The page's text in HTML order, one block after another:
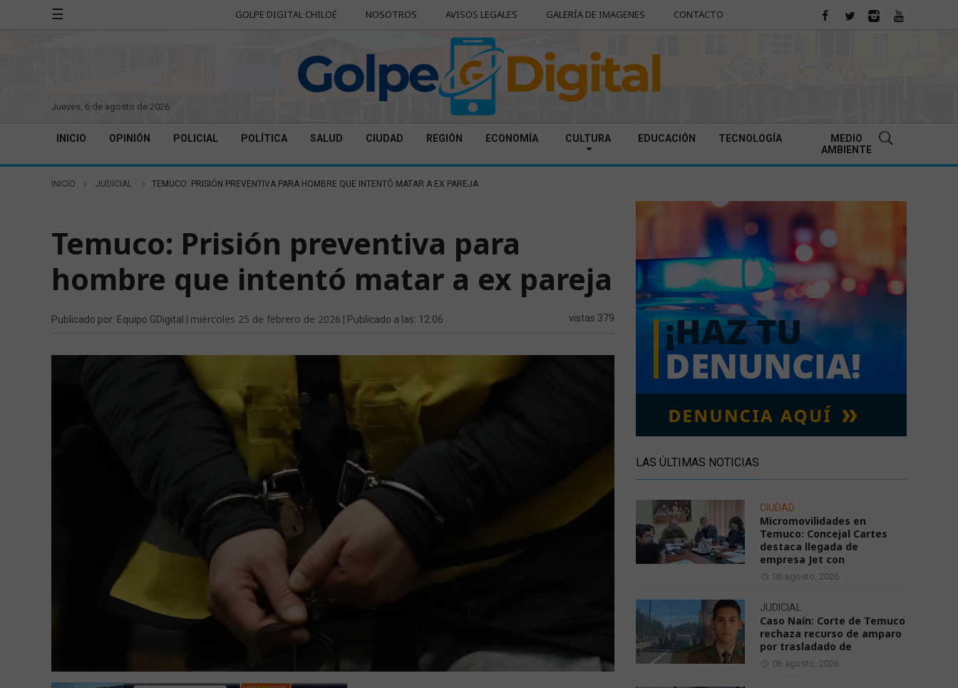
☰ GOLPE DIGITAL CHILOÉ NOSOTROS AVISOS LEGALES GALERÍA DE IMAGENES CONTACTO
jueves, 6 de agosto de 2026
INICIO OPINIÓN POLICIAL POLÍTICA SALUD CIUDAD REGIÓN ECONOMÍA CULTURA EDUCACIÓN TECNOLOGÍA
MEDIO
AMBIENTE
INICIO JUDICIAL TEMUCO: PRISIÓN PREVENTIVA PARA HOMBRE QUE INTENTÓ MATAR A EX PAREJA
Temuco: Prisión preventiva para
hombre que intentó matar a ex pareja
Publicado por: Equipo GDigital | miércoles 25 de febrero de 2026 | Publicado a las: 12:06 vistas 379
LAS ÚLTIMAS NOTICIAS
CIUDAD
Micromovilidades en
Temuco: Concejal Cartes
destaca llegada de
empresa Jet con
06 agosto, 2026
JUDICIAL
Caso Naín: Corte de Temuco
rechaza recurso de amparo
por trasladado de
06 agosto, 2026